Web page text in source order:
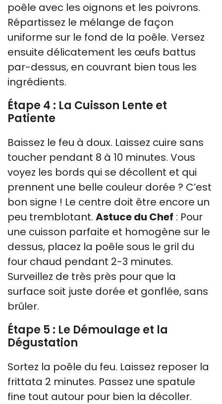
poêle avec les oignons et les poivrons.
Répartissez le mélange de façon
uniforme sur le fond de la poêle. Versez
ensuite délicatement les œufs battus
par-dessus, en couvrant bien tous les
ingrédients.
Étape 4 : La Cuisson Lente et
Patiente
Baissez le feu à doux. Laissez cuire sans
toucher pendant 8 à 10 minutes. Vous
voyez les bords qui se décollent et qui
prennent une belle couleur dorée ? C’est
bon signe ! Le centre doit être encore un
peu tremblotant. Astuce du Chef : Pour
une cuisson parfaite et homogène sur le
dessus, placez la poêle sous le gril du
four chaud pendant 2-3 minutes.
Surveillez de très près pour que la
surface soit juste dorée et gonflée, sans
brûler.
Étape 5 : Le Démoulage et la
Dégustation
Sortez la poêle du feu. Laissez reposer la
frittata 2 minutes. Passez une spatule
fine tout autour pour bien la décoller.